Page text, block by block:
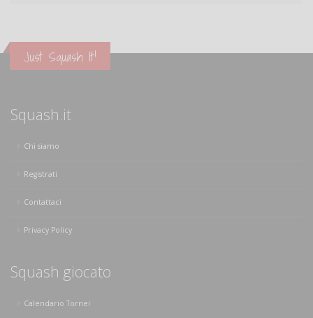
Just Squash It!
Squash.it
Chi siamo
Registrati
Contattaci
Privacy Policy
Squash giocato
Calendario Tornei